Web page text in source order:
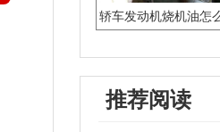
轿车发动机烧机油怎
推荐阅读